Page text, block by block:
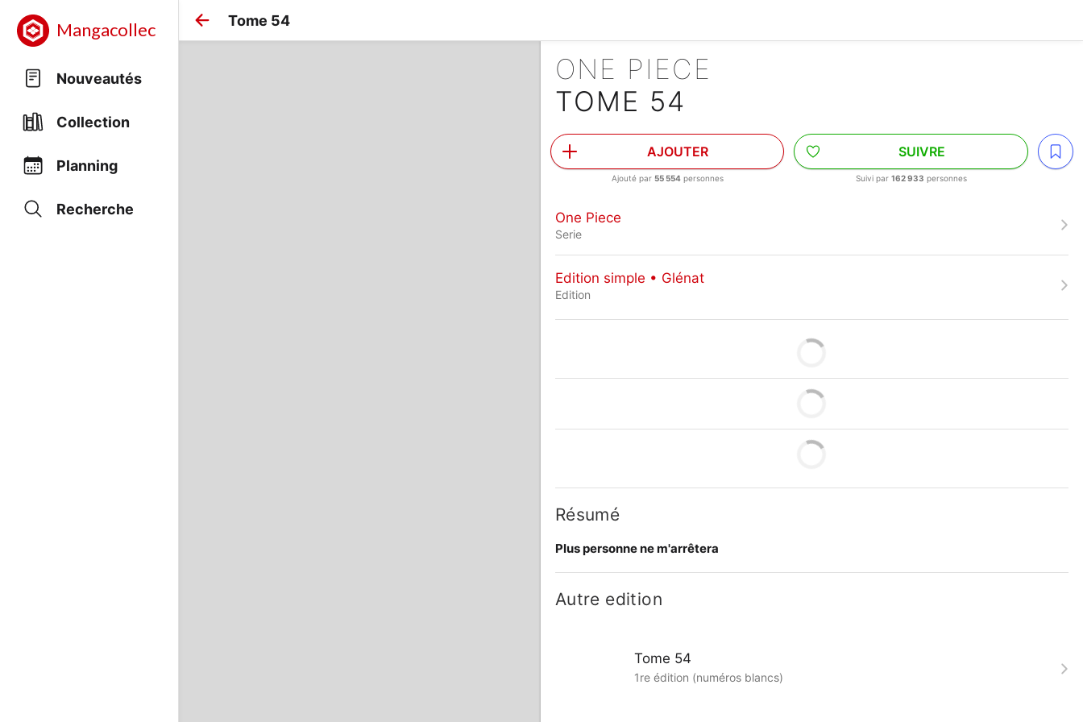
Mangacollec
Nouveautés
Collection
Planning
Recherche
Tome 54
ONE PIECE
TOME 54
AJOUTER
Ajouté par 55 554personnes
SUIVRE
Suivi par 162 933 personnes
One Piece
Serie
Edition simple • Glénat
Edition
Résumé
Plus personne ne m'arrêtera
Autre edition
Tome 54
1re édition (numéros blancs)